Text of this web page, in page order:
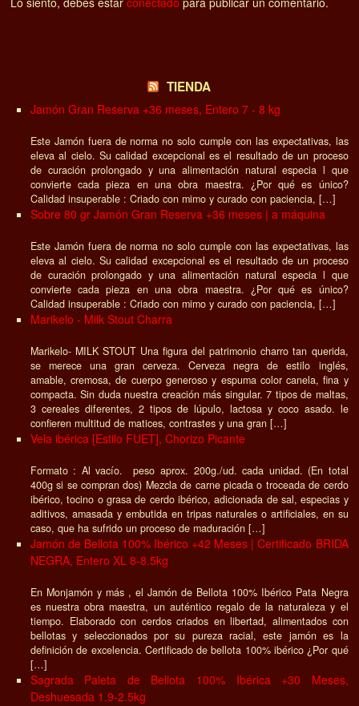
TIENDA
Jamón Gran Reserva +36 meses, Entero 7 - 8 kg
Este Jamón fuera de norma no solo cumple con las expectativas, las
eleva al cielo. Su calidad excepcional es el resultado de un proceso
de curación prolongado y una alimentación natural especia l que
convierte cada pieza en una obra maestra. ¿Por qué es único?
Calidad insuperable : Criado con mimo y curado con paciencia, […]
Sobre 80 gr Jamón Gran Reserva +36 meses | a máquina
Este Jamón fuera de norma no solo cumple con las expectativas, las
eleva al cielo. Su calidad excepcional es el resultado de un proceso
de curación prolongado y una alimentación natural especia l que
convierte cada pieza en una obra maestra. ¿Por qué es único?
Calidad insuperable : Criado con mimo y curado con paciencia, […]
Marikelo - Milk Stout Charra
Marikelo- MILK STOUT Una figura del patrimonio charro tan querida,
se merece una gran cerveza. Cerveza negra de estilo inglés,
amable, cremosa, de cuerpo generoso y espuma color canela, fina y
compacta. Sin duda nuestra creación más singular. 7 tipos de maltas,
3 cereales diferentes, 2 tipos de lúpulo, lactosa y coco asado. le
confieren multitud de matices, contrastes y una gran […]
Vela ibérica [Estilo FUET], Chorizo Picante
Formato : Al vacío. peso aprox. 200g./ud. cada unidad. (En total
400g si se compran dos) Mezcla de carne picada o troceada de cerdo
ibérico, tocino o grasa de cerdo ibérico, adicionada de sal, especias y
aditivos, amasada y embutida en tripas naturales o artificiales, en su
caso, que ha sufrido un proceso de maduración […]
Jamón de Bellota 100% Ibérico +42 Meses | Certificado BRIDA
NEGRA, Entero XL 8-8.5kg
En Monjamón y más , el Jamón de Bellota 100% Ibérico Pata Negra
es nuestra obra maestra, un auténtico regalo de la naturaleza y el
tiempo. Elaborado con cerdos criados en libertad, alimentados con
bellotas y seleccionados por su pureza racial, este jamón es la
definición de excelencia. Certificado de bellota 100% ibérico ¿Por qué
[…]
Sagrada Paleta de Bellota 100% Ibérica +30 Meses,
Deshuesada 1.9-2.5kg